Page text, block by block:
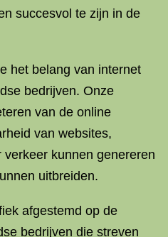
succesvol te zijn in de
het belang van internet
bedrijven. Onze
van de online
van websites,
kunnen genereren
uitbreiden.
afgestemd op de
bedrijven die streven